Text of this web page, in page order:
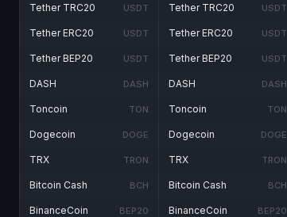
Tether TRC20 USDT
Tether ERC20 USDT
Tether BEP20 USDT
DASH DASH
Toncoin TON
Dogecoin DOGE
TRX TRON
Bitcoin Cash BCH
BinanceCoin BEP20
Tether TRC20 USDT
Tether ERC20 USDT
Tether BEP20 USDT
DASH DASH
Toncoin TON
Dogecoin DOGE
TRX TRON
Bitcoin Cash BCH
BinanceCoin BEP20